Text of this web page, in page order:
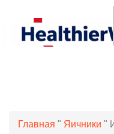
Главная " Яичники "